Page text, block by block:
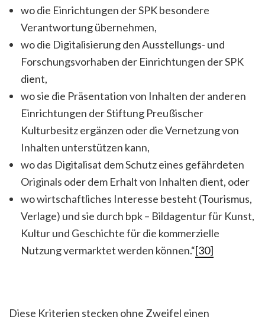
wo die Einrichtungen der SPK besondere
Verantwortung übernehmen,
wo die Digitalisierung den Ausstellungs- und
Forschungsvorhaben der Einrichtungen der SPK
dient,
wo sie die Präsentation von Inhalten der anderen
Einrichtungen der Stiftung Preußischer
Kulturbesitz ergänzen oder die Vernetzung von
Inhalten unterstützen kann,
wo das Digitalisat dem Schutz eines gefährdeten
Originals oder dem Erhalt von Inhalten dient, oder
wo wirtschaftliches Interesse besteht (Tourismus,
Verlage) und sie durch bpk – Bildagentur für Kunst,
Kultur und Geschichte für die kommerzielle
Nutzung vermarktet werden können.“[30]
Diese Kriterien stecken ohne Zweifel einen